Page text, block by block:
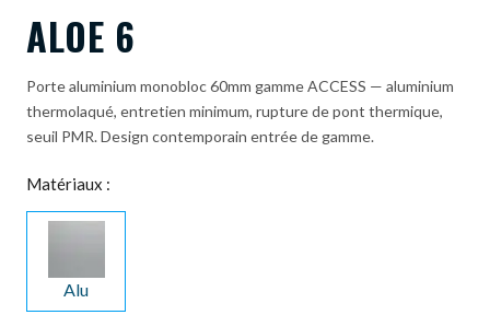
ALOE 6
Porte aluminium monobloc 60mm gamme ACCESS — aluminium
thermolaqué, entretien minimum, rupture de pont thermique,
seuil PMR. Design contemporain entrée de gamme.
Matériaux :
Alu